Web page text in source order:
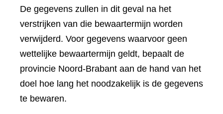
De gegevens zullen in dit geval na het
verstrijken van die bewaartermijn worden
verwijderd. Voor gegevens waarvoor geen
wettelijke bewaartermijn geldt, bepaalt de
provincie Noord-Brabant aan de hand van het
doel hoe lang het noodzakelijk is de gegevens
te bewaren.